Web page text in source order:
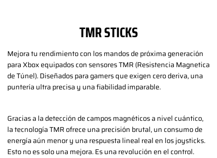
TMR STICKS
Mejora tu rendimiento con los mandos de próxima generación
para Xbox equipados con sensores TMR (Resistencia Magnetica
de Túnel). Diseñados para gamers que exigen cero deriva, una
puntería ultra precisa y una fiabilidad imparable.
Gracias a la detección de campos magnéticos a nivel cuántico,
la tecnología TMR ofrece una precisión brutal, un consumo de
energía aún menor y una respuesta lineal real en los joysticks.
Esto no es solo una mejora. Es una revolución en el control.